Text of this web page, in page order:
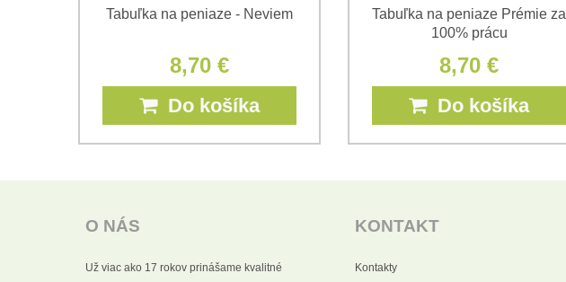
Tabuľka na peniaze - Neviem
8,70 €
Do košíka
Tabuľka na peniaze Prémie za
100% prácu
8,70 €
Do košíka
O NÁS
Už viac ako 17 rokov prinášame kvalitné
KONTAKT
Kontakty